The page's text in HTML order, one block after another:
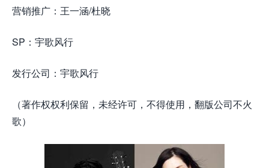
营销推广：王一涵/杜晓
SP：宇歌风行
发行公司：宇歌风行
（著作权权利保留，未经许可，不得使用，翻版公司不火
歌）